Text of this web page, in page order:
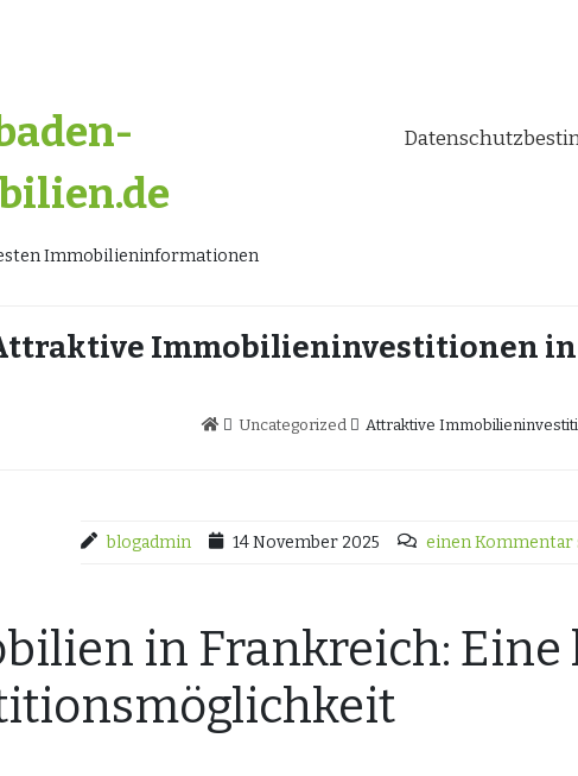
Immobilieninformationen
Immobilieninvestitionen in
Uncategorized Attraktive
blogadmin 14 November 2025 einen Kommentar
in Frankreich: Eine